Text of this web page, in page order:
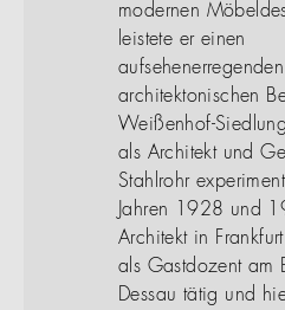
modernen
leistete er einen
aufsehenerregenden
architektonischen
Weißenhof-
als Architekt und
Stahlrohr
Jahren 1928 und
Architekt in
als Gastdozent am
Dessau tätig und